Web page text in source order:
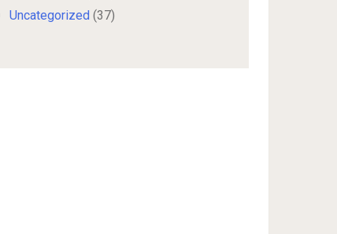
Uncategorized (37)